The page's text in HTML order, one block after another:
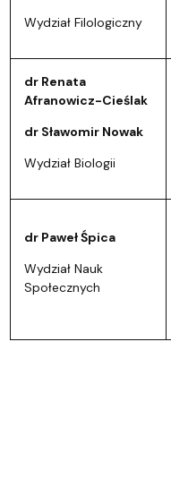
Wydział Filologiczny
dr Renata
Afranowicz-Cieślak
dr Sławomir Nowak
Wydział Biologii
dr Paweł Śpica
Wydział Nauk
Społecznych